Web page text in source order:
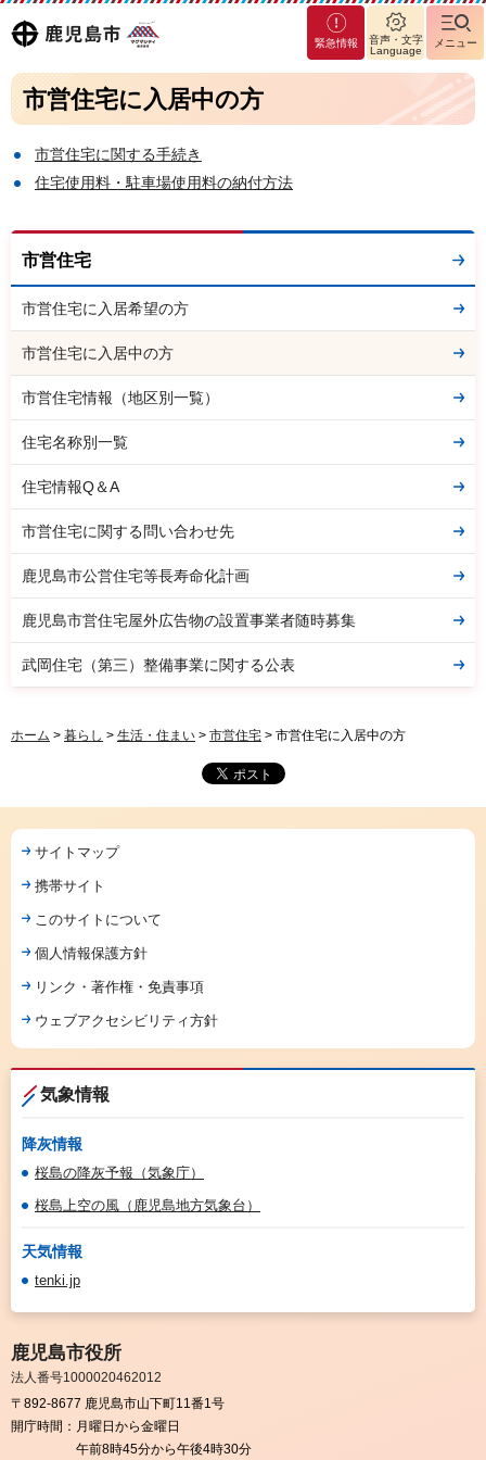
鹿児島
市
マグ
マシ
ティ
鹿児
島市
緊急情報
音声・文字
Language
メニュー
市営住宅に入居中の方
市営住宅に関する手続き
住宅使用料・駐車場使用料の納付方法
市営住宅
市営住宅に入居希望の方
市営住宅に入居中の方
市営住宅情報（地区別一覧）
住宅名称別一覧
住宅情報Q＆A
市営住宅に関する問い合わせ先
鹿児島市公営住宅等長寿命化計画
鹿児島市営住宅屋外広告物の設置事業者随時募集
武岡住宅（第三）整備事業に関する公表
ホーム > 暮らし > 生活・住まい > 市営住宅 > 市営住宅に入居中の方
サイトマップ
携帯サイト
このサイトについて
個人情報保護方針
リンク・著作権・免責事項
ウェブアクセシビリティ方針
気象情報
降灰情報
桜島の降灰予報（気象庁）
桜島上空の風（鹿児島地方気象台）
天気情報
tenki.jp
鹿児島市役所
法人番号1000020462012
〒892-8677 鹿児島市山下町11番1号
開庁時間： 月曜日から金曜日
午前8時45分から午後4時30分